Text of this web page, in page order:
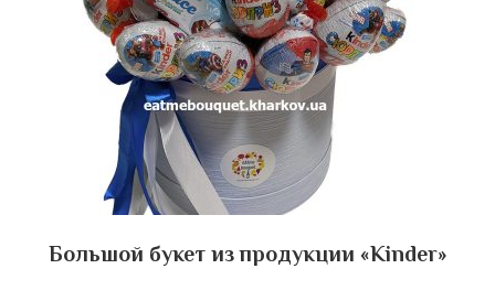
Большой букет из продукции «Kinder»